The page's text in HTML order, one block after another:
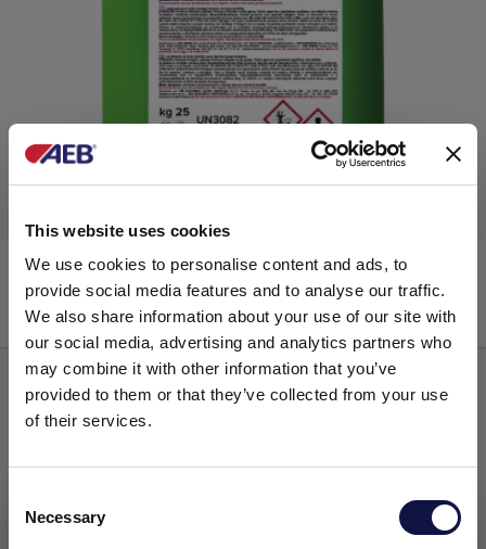
This website uses cookies
We use cookies to personalise content and ads, to
provide social media features and to analyse our traffic.
We also share information about your use of our site with
our social media, advertising and analytics partners who
may combine it with other information that you’ve
provided to them or that they’ve collected from your use
of their services.
Selection
Necessary
El presente sitio web está dirigido a un público empresarial.
Lubricantes a base de aminas
LUBISAN Super Vet